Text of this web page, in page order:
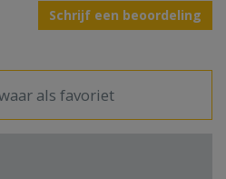
Schrijf een beoordeling
als favoriet